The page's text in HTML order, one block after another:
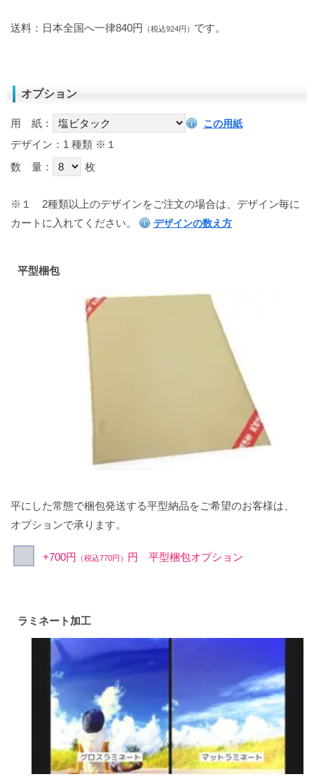
送料：日本全国へ一律840円 （税込924円） です。
オプション
用 紙： この用紙
デザイン：1 種類 ※１
数 量：
枚
※１
2種類以上のデザインをご注文の場合は、デザイン毎に
カートに入れてください。
デザインの数え方
平型梱包
平にした常態で梱包発送する平型納品をご希望のお客様は、
オプションで承ります。
+700円 （税込770円） 円 平型梱包オプション
ラミネート加工